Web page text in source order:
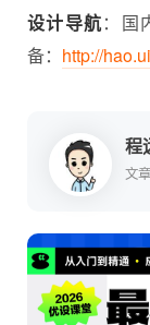
设计导航：国
备： http://
程
文